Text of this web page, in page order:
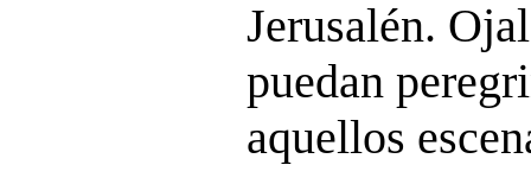
Jerusalén.
puedan
aquellos